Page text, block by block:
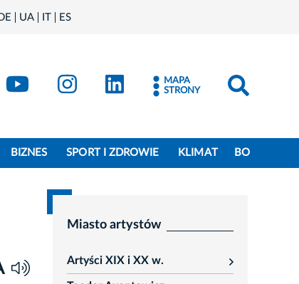
UA IT ES
- X
Kraków - YouTube
Kraków - Instagram
Kraków - LinkedIn
MAPA
STRONY
BIZNES SPORT I ZDROWIE KLIMAT BO
Miasto artystów
Artyści XIX i XX w.
rozwiń